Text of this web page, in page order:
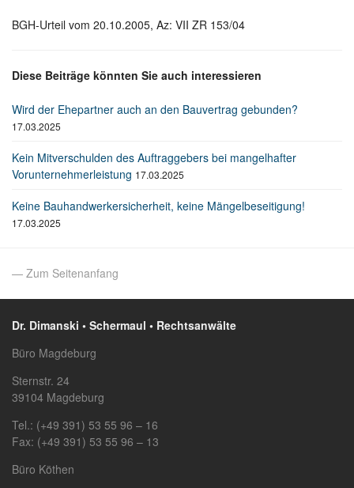
BGH-Urteil vom 20.10.2005, Az: VII ZR 153/04
Diese Beiträge könnten Sie auch interessieren
Wird der Ehepartner auch an den Bauvertrag gebunden?
17.03.2025
Kein Mitverschulden des Auftraggebers bei mangelhafter
Vorunternehmerleistung 17.03.2025
Keine Bauhandwerkersicherheit, keine Mängelbeseitigung!
17.03.2025
— Zum Seitenanfang
Dr. Dimanski • Schermaul • Rechtsanwälte
Büro Magdeburg
Sternstr. 24
39104 Magdeburg
Tel.: (+49 391) 53 55 96 – 16
Fax: (+49 391) 53 55 96 – 13
Büro Köthen